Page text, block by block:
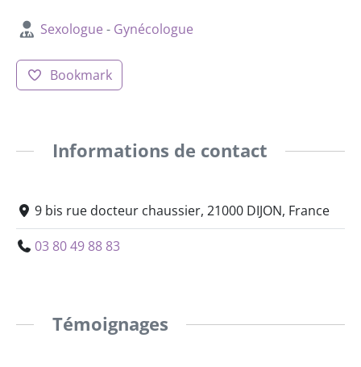
Sexologue - Gynécologue
Bookmark
Informations de contact
9 bis rue docteur chaussier, 21000 DIJON, France
03 80 49 88 83
Témoignages